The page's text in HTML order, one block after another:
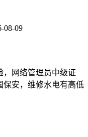
08-09
，网络管理员中级证
保安，维修水电有高低